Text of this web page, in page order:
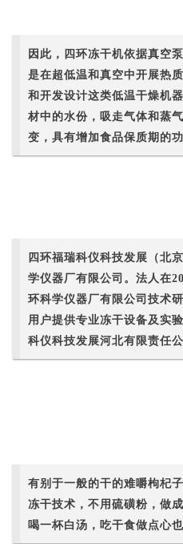
因此，四环冻干机依据真空
是在超低温和真空中开展热
和开发设计这类低温干燥机
材中的水份，吸走气体和蒸
变，具有增加食品保质期的功
四环福瑞科仪科技发展（北
学仪器厂有限公司。法人在
环科学仪器厂有限公司技术
用户提供专业冻干设备及实
科仪科技发展河北有限责任
有别于一般的干的难嚼枸杞
冻干技术，不用硫磺粉，做
喝一杯白汤，吃干食做点心